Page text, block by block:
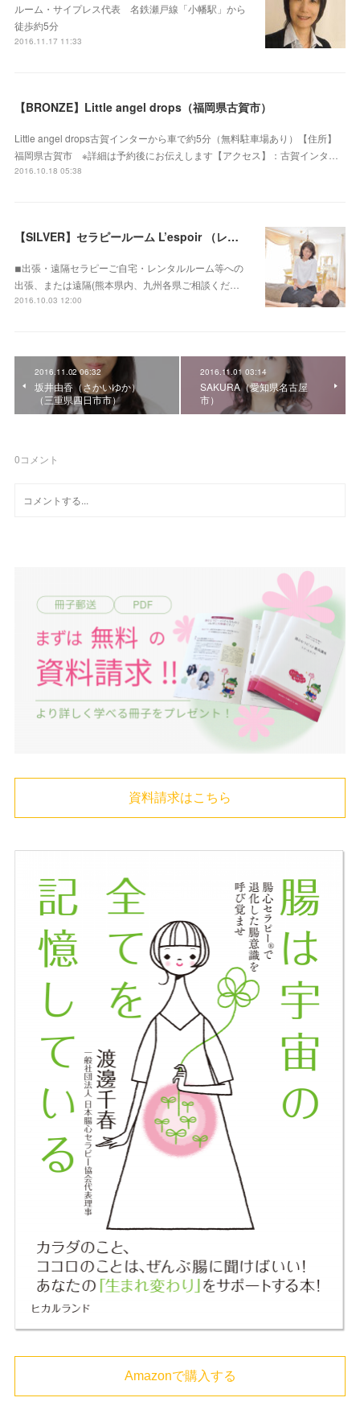
ルーム・サイプレス代表 名鉄瀬戸線「小幡駅」から
徒歩約5分
2016.11.17 11:33
【BRONZE】Little angel drops（福岡県古賀市）
Little angel drops古賀インターから車で約5分（無料駐車場あり）【住所】
福岡県古賀市 ※詳細は予約後にお伝えします【アクセス】：古賀インタ…
2016.10.18 05:38
【SILVER】セラピールーム L’espoir （レスポワール） (熊本県熊本市・遠隔セラピー可能)
◾︎出張・遠隔セラピーご自宅・レンタルルーム等への
出張、または遠隔(熊本県内、九州各県ご相談くだ…
2016.10.03 12:00
2016.11.02 06:32
坂井由香（さかいゆか）
（三重県四日市市）
2016.11.01 03:14
SAKURA（愛知県名古屋
市）
0コメント
資料請求はこちら
Amazonで購入する